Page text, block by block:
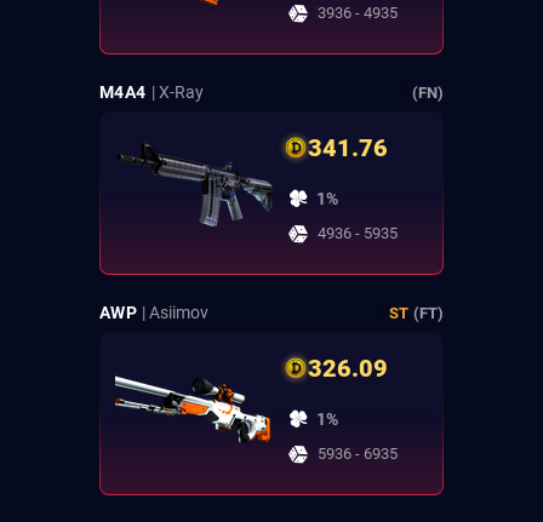
3936 - 4935
M4A4 | X-Ray (FN)
341.76
1%
4936 - 5935
AWP | Asiimov ST (FT)
326.09
1%
5936 - 6935